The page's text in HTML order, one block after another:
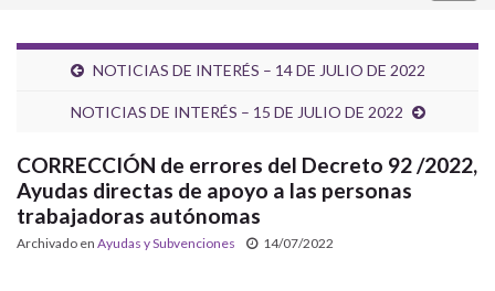
NOTICIAS DE INTERÉS – 14 DE JULIO DE 2022
NOTICIAS DE INTERÉS – 15 DE JULIO DE 2022
CORRECCIÓN de errores del Decreto 92 /2022,
Ayudas directas de apoyo a las personas
trabajadoras autónomas
Archivado en Ayudas y Subvenciones 14/07/2022